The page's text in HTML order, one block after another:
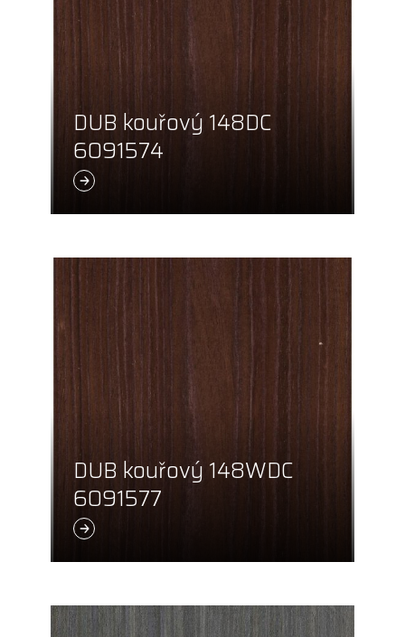
DUB kouřový 148DC
6091574
DUB kouřový 148WDC
6091577